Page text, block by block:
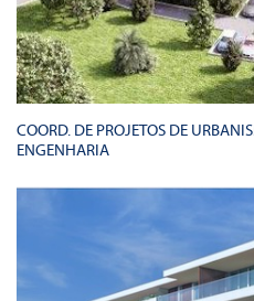
COORD. DE PROJETOS DE
ENGENHARIA